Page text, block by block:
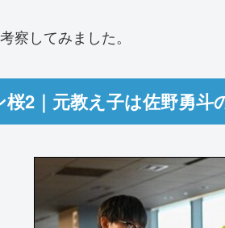
察してみました。
桜2｜元教え子は佐野勇